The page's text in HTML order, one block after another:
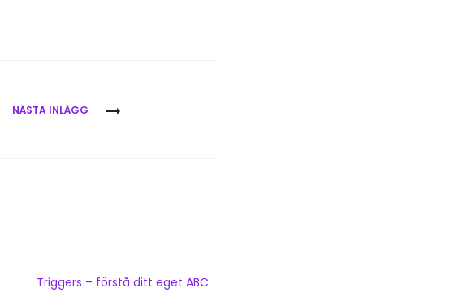
NÄSTA INLÄGG
Triggers – förstå ditt eget ABC